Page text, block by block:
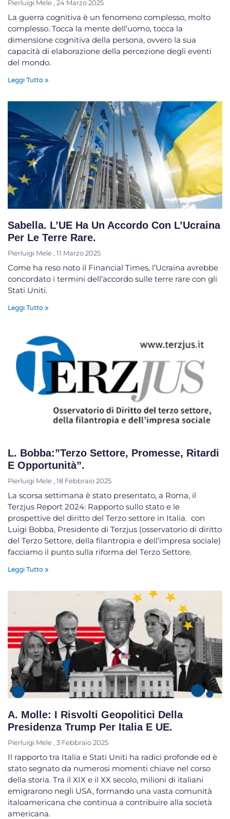
Pierluigi Mele 24 Marzo 2025
La guerra cognitiva è un fenomeno complesso, molto
complesso. Tocca la mente dell’uomo, tocca la
dimensione cognitiva della persona, ovvero la sua
capacità di elaborazione della percezione degli eventi
del mondo.
Leggi Tutto »
Sabella. L’UE Ha Un Accordo Con L’Ucraina
Per Le Terre Rare.
Pierluigi Mele 11 Marzo 2025
Come ha reso noto il Financial Times, l’Ucraina avrebbe
concordato i termini dell’accordo sulle terre rare con gli
Stati Uniti.
Leggi Tutto »
L. Bobba:”Terzo Settore, Promesse, Ritardi
E Opportunità”.
Pierluigi Mele 18 Febbraio 2025
La scorsa settimana è stato presentato, a Roma, il
Terzjus Report 2024: Rapporto sullo stato e le
prospettive del diritto del Terzo settore in Italia. ​ con
Luigi Bobba, Presidente di Terzjus (osservatorio di diritto
del Terzo Settore, della filantropia e dell’impresa sociale)
facciamo il punto sulla riforma del Terzo Settore.
Leggi Tutto »
A. Molle: I Risvolti Geopolitici Della
Presidenza Trump Per Italia E UE.
Pierluigi Mele 3 Febbraio 2025
Il rapporto tra Italia e Stati Uniti ha radici profonde ed è
stato segnato da numerosi momenti chiave nel corso
della storia. Tra il XIX e il XX secolo, milioni di italiani
emigrarono negli USA, formando una vasta comunità
italoamericana che continua a contribuire alla società
americana.